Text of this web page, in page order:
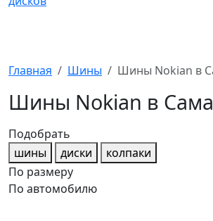
Главная Шины Шины Nokian в
Шины Nokian в
Подобрать
шины
диски
колпаки
По размеру
По автомобилю